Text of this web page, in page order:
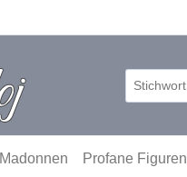
Madonnen Profane Figuren